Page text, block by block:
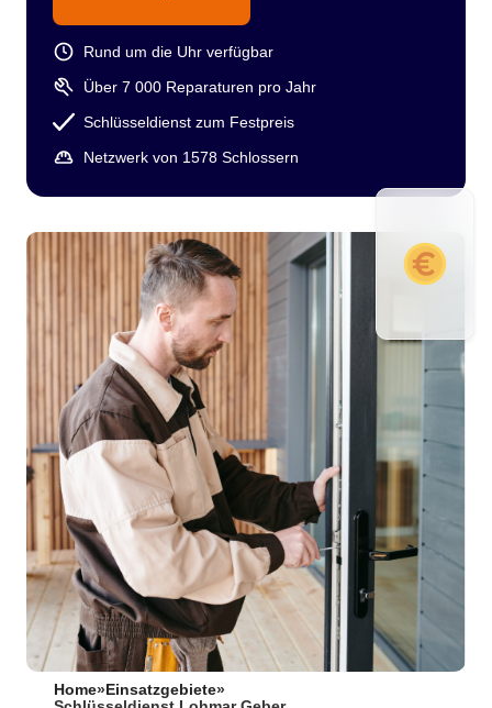
Rund um die Uhr verfügbar
Über 7 000 Reparaturen pro Jahr
Schlüsseldienst zum Festpreis
Netzwerk von 1578 Schlossern
Home» Einsatzgebiete»